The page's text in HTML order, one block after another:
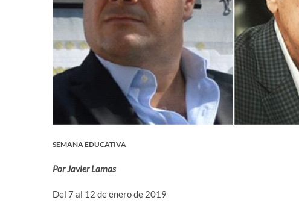
SEMANA EDUCATIVA
Por Javier Lamas
Del 7 al 12 de enero de 2019